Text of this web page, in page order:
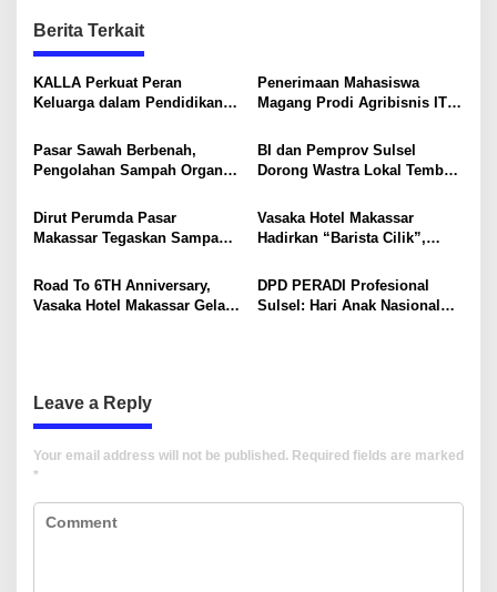
n
a
v
g
a
t
i
o
n
Berita Terkait
KALLA Perkuat Peran
Keluarga dalam Pendidikan
Explorers
Penerimaan Mahasiswa
Magang Prodi Agribisnis ITP
Perkuat Kompetensi Lewat
Program MBKM
Pasar Sawah Berbenah,
Pengolahan Sampah Organik
BI dan Pemprov Sulsel
Dorong Wastra Lokal Tembus
Mancanegara
Dirut Perumda Pasar
Makassar Tegaskan Sampah
Bukan Dibuang ke TPA
Vasaka Hotel Makassar
Hadirkan “Barista Cilik”,
Untuk Anak-Anak
Road To 6TH Anniversary,
Vasaka Hotel Makassar Gelar
DPD PERADI Profesional
Sulsel: Hari Anak Nasional
Leave a Reply
Your email address will not be published. Required fields are marked
*